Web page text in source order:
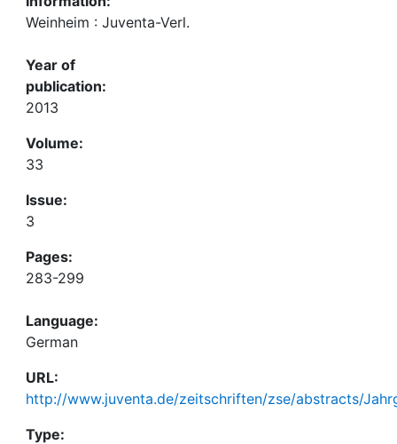
Weinheim : Juventa-Verl.
Year of
publication:
2013
Volume:
33
Issue:
3
Pages:
283-299
Language:
German
URL:
http://www.juventa.de/zeitschriften/zse/abstracts/
Type: